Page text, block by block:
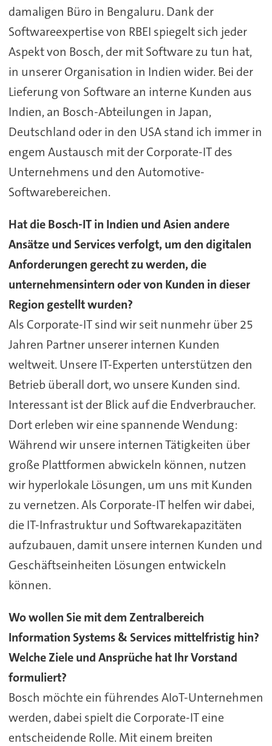
damaligen Büro in Bengaluru. Dank der
Softwareexpertise von RBEI spiegelt sich jeder
Aspekt von Bosch, der mit Software zu tun hat,
in unserer Organisation in Indien wider. Bei der
Lieferung von Software an interne Kunden aus
Indien, an Bosch-Abteilungen in Japan,
Deutschland oder in den USA stand ich immer in
engem Austausch mit der Corporate-IT des
Unternehmens und den Automotive-
Softwarebereichen.
Hat die Bosch-IT in Indien und Asien andere
Ansätze und Services verfolgt, um den digitalen
Anforderungen gerecht zu werden, die
unternehmensintern oder von Kunden in dieser
Region gestellt wurden?
Als Corporate-IT sind wir seit nunmehr über 25
Jahren Partner unserer internen Kunden
weltweit. Unsere IT-Experten unterstützen den
Betrieb überall dort, wo unsere Kunden sind.
Interessant ist der Blick auf die Endverbraucher.
Dort erleben wir eine spannende Wendung:
Während wir unsere internen Tätigkeiten über
große Plattformen abwickeln können, nutzen
wir hyperlokale Lösungen, um uns mit Kunden
zu vernetzen. Als Corporate-IT helfen wir dabei,
die IT-Infrastruktur und Softwarekapazitäten
aufzubauen, damit unsere internen Kunden und
Geschäftseinheiten Lösungen entwickeln
können.
Wo wollen Sie mit dem Zentralbereich
Information Systems & Services mittelfristig hin?
Welche Ziele und Ansprüche hat Ihr Vorstand
formuliert?
Bosch möchte ein führendes AIoT-Unternehmen
werden, dabei spielt die Corporate-IT eine
entscheidende Rolle. Mit einem breiten